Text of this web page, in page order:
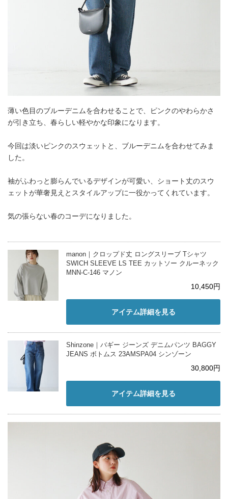
薄い色目のブルーデニムを合わせることで、ピンクのやわらかさ
が引き立ち、春らしい軽やかな印象になります。
今回は淡いピンクのスウェットと、ブルーデニムを合わせてみま
した。
袖がふわっと膨らんでいるデザインが可愛い、ショート丈のスウ
ェットが華奢見えとスタイルアップに一役かってくれています。
気の張らない春のコーデになりました。
manon｜クロップド丈 ロングスリーブ Tシャツ
SWICH SLEEVE LS TEE カットソー クルーネック
MNN-C-146 マノン
10,450円
アイテム詳細を見る
Shinzone｜バギー ジーンズ デニムパンツ BAGGY
JEANS ボトムス 23AMSPA04 シンゾーン
30,800円
アイテム詳細を見る